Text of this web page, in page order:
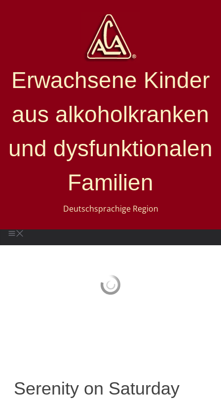
Erwachsene Kinder
aus alkoholkranken
und dysfunktionalen
Familien
Deutschsprachige Region
Serenity on Saturday